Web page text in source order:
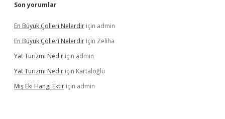
Son yorumlar
En Büyük Çölleri Nelerdir için admin
En Büyük Çölleri Nelerdir için Zeliha
Yat Turizmi Nedir için admin
Yat Turizmi Nedir için Kartaloğlu
Miş Eki Hangi Ektir için admin